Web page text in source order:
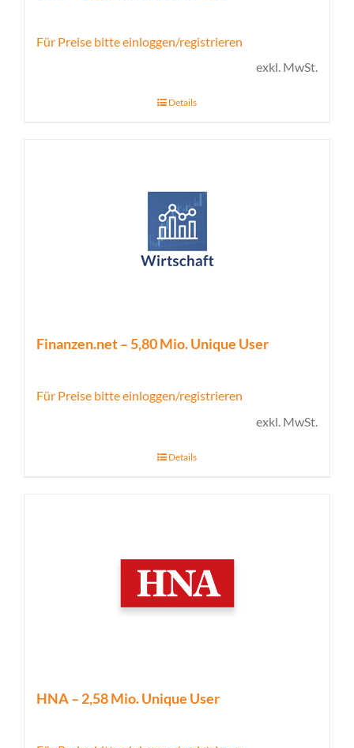
Für Preise bitte einloggen/registrieren
exkl. MwSt.
Details
Finanzen.net – 5,80 Mio. Unique User
Für Preise bitte einloggen/registrieren
exkl. MwSt.
Details
HNA – 2,58 Mio. Unique User